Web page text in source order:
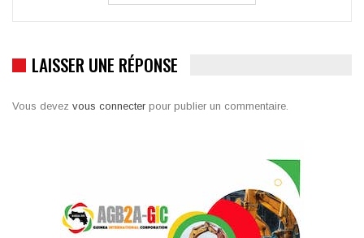
LAISSER UNE RÉPONSE
Vous devez vous connecter pour publier un commentaire.